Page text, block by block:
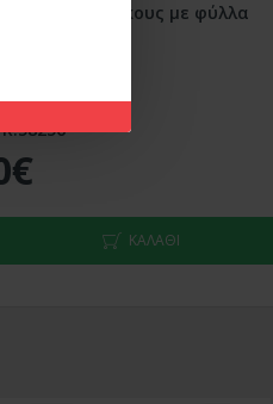
μικρού μήκους με φύλλα
ΚΑΛΑΘΙ